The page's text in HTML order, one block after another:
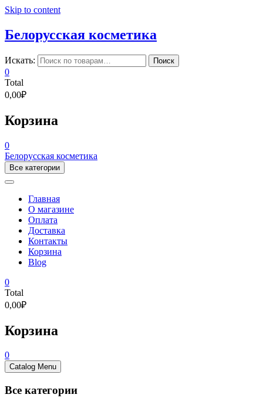
Skip to content
Белорусская косметика
Искать: Поиск
0
Total
0,00₽
Корзина
0
Белорусская косметика
Все категории
Главная
О магазине
Оплата
Доставка
Контакты
Корзина
Blog
0
Total
0,00₽
Корзина
0
Catalog Menu
Все категории